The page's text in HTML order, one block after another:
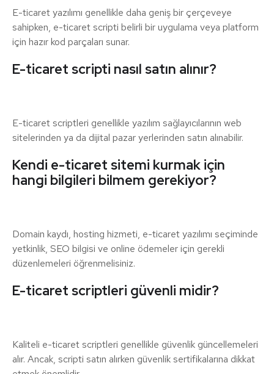
E-ticaret yazılımı genellikle daha geniş bir çerçeveye
sahipken, e-ticaret scripti belirli bir uygulama veya platform
için hazır kod parçaları sunar.
E-ticaret scripti nasıl satın alınır?
E-ticaret scriptleri genellikle yazılım sağlayıcılarının web
sitelerinden ya da dijital pazar yerlerinden satın alınabilir.
Kendi e-ticaret sitemi kurmak için
hangi bilgileri bilmem gerekiyor?
Domain kaydı, hosting hizmeti, e-ticaret yazılımı seçiminde
yetkinlik, SEO bilgisi ve online ödemeler için gerekli
düzenlemeleri öğrenmelisiniz.
E-ticaret scriptleri güvenli midir?
Kaliteli e-ticaret scriptleri genellikle güvenlik güncellemeleri
alır. Ancak, scripti satın alırken güvenlik sertifikalarına dikkat